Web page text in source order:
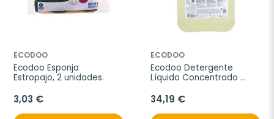
ECODOO
Ecodoo Esponja
Estropajo, 2 unidades.
3,03 €
ECODOO
Ecodoo Detergente
Líquido Concentrado
34,19 €